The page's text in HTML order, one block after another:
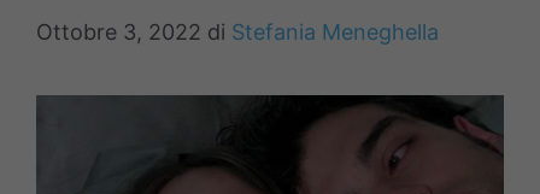
Ottobre 3, 2022 di Stefania Meneghella